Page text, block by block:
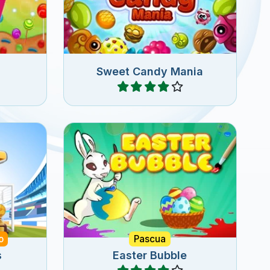
Sweet Candy Mania
Shooter.
Jugar
fútbol.
Pascua
Easter Bubble
Ayuda al conejo de pascua a
recolectar los huevos de
pascua.
Jugar